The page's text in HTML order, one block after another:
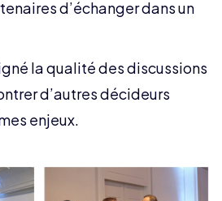
d’échanger dans un
la qualité des discussions
d’autres décideurs
enjeux.